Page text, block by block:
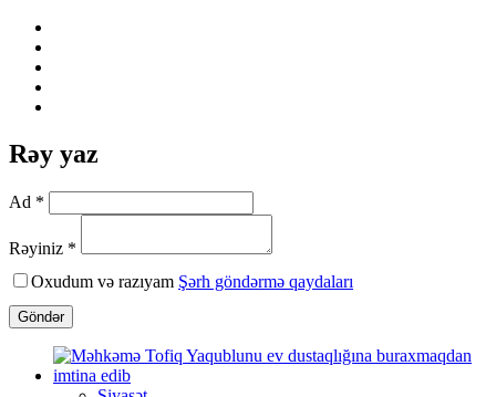
Rəy yaz
Ad *
Rəyiniz *
Oxudum və razıyam Şərh göndərmə qaydaları
Göndər